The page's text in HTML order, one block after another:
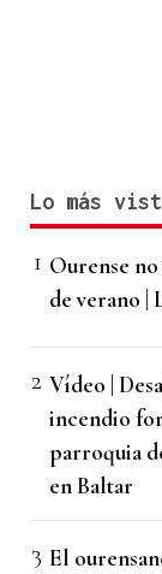
Lo más
Ourense
de verano |
Vídeo |
incendio
parroquia
en Baltar
El